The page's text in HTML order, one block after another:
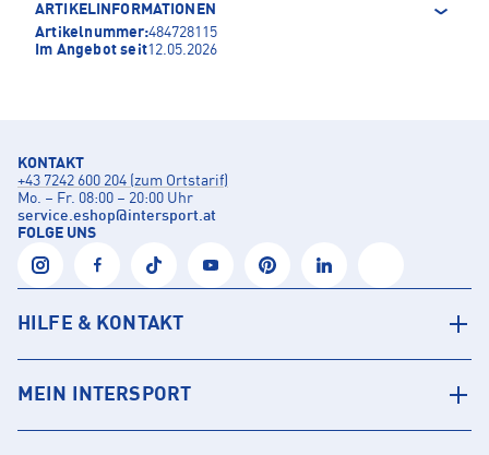
ARTIKELINFORMATIONEN
Artikelnummer:484728115
Im Angebot seit12.05.2026
KONTAKT
+43 7242 600 204 (zum Ortstarif)
Mo. – Fr. 08:00 – 20:00 Uhr
service.eshop@intersport.at
FOLGE UNS
HILFE & KONTAKT
MEIN INTERSPORT